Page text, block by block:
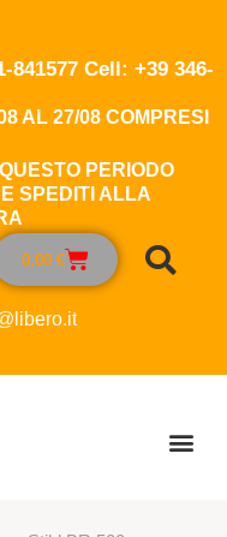
Cell: +39 346-
AL 27/08 COMPRESI
PERIODO
SPEDITI ALLA
0,00 €